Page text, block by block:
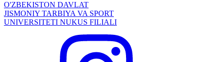
O'ZBEKISTON DAVLAT
JISMONIY TARBIYA VA SPORT
UNIVERSITETI NUKUS FILIALI